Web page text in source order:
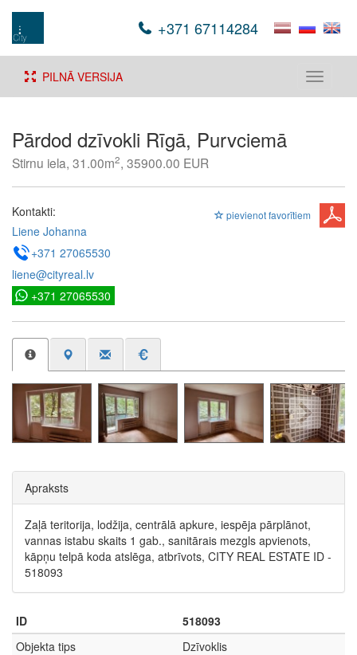
+371 67114284
Toggle
PILNĀ VERSIJA
Pārdod dzīvokli Rīgā, Purvciemā
Stirnu iela, 31.00m2, 35900.00 EUR
pievienot favorītiem
Kontakti:
Liene Johanna
+371 27065530
liene@cityreal.lv
+371 27065530
Apraksts
Zaļā teritorija, lodžija, centrālā apkure, iespēja pārplānot,
vannas istabu skaits 1 gab., sanitārais mezgls apvienots,
kāpņu telpā koda atslēga, atbrīvots, CITY REAL ESTATE ID -
518093
ID
518093
Objekta tips
Dzīvoklis